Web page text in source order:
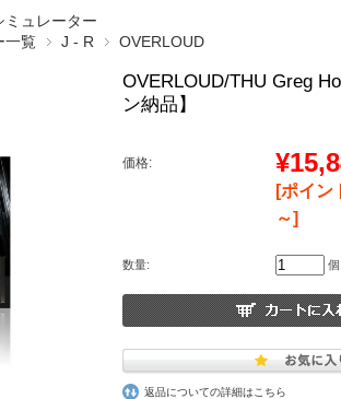
ミュレーター
一覧 J - R OVERLOUD
OVERLOUD/THU Greg
ン納品】
価格:
[ポイン
～]
数量: 個
返品についての詳細はこちら